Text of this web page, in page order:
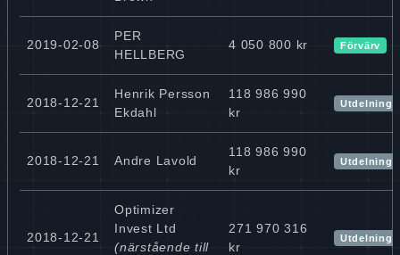
2019-02-08
PER
HELLBERG
4 050 800 kr Förvärv
2018-12-21
Henrik Persson
Ekdahl
118 986 990
kr
Utdelning
2018-12-21 Andre Lavold
118 986 990
kr
Utdelning
2018-12-21
Optimizer
Invest Ltd
(närstående till
271 970 316
kr
Utdelning